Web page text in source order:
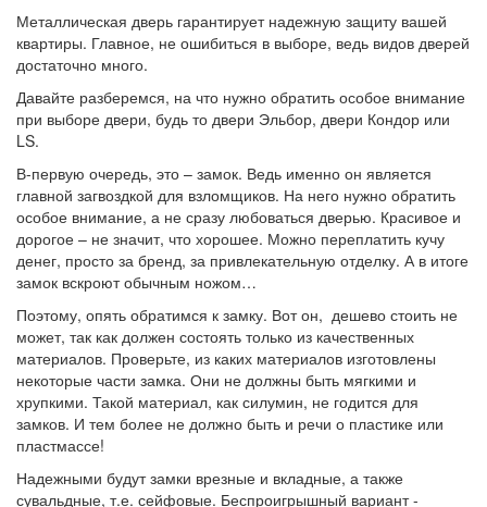
Металлическая дверь гарантирует надежную защиту вашей
квартиры. Главное, не ошибиться в выборе, ведь видов дверей
достаточно много.
Давайте разберемся, на что нужно обратить особое внимание
при выборе двери, будь то двери Эльбор, двери Кондор или
LS.
В-первую очередь, это – замок. Ведь именно он является
главной загвоздкой для взломщиков. На него нужно обратить
особое внимание, а не сразу любоваться дверью. Красивое и
дорогое – не значит, что хорошее. Можно переплатить кучу
денег, просто за бренд, за привлекательную отделку. А в итоге
замок вскроют обычным ножом…
Поэтому, опять обратимся к замку. Вот он, дешево стоить не
может, так как должен состоять только из качественных
материалов. Проверьте, из каких материалов изготовлены
некоторые части замка. Они не должны быть мягкими и
хрупкими. Такой материал, как силумин, не годится для
замков. И тем более не должно быть и речи о пластике или
пластмассе!
Надежными будут замки врезные и вкладные, а также
сувальдные, т.е. сейфовые. Беспроигрышный вариант -